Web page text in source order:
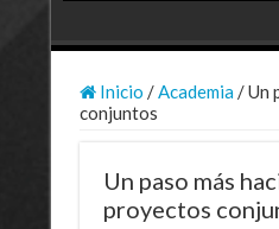
Inicio / Academia /Un
conjuntos
Un paso más
proyectos